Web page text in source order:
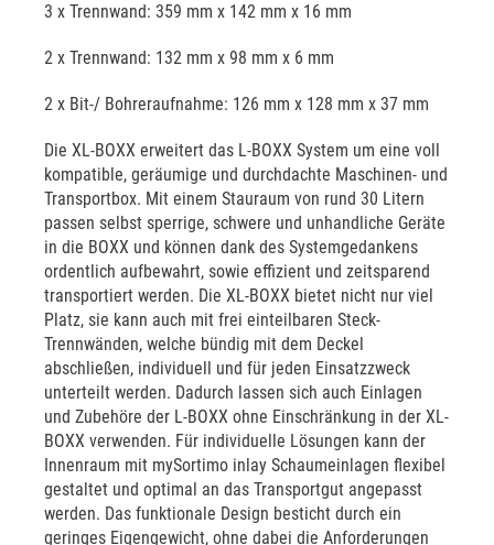
3 x Trennwand: 359 mm x 142 mm x 16 mm
2 x Trennwand: 132 mm x 98 mm x 6 mm
2 x Bit-/ Bohreraufnahme: 126 mm x 128 mm x 37 mm
Die XL-BOXX erweitert das L-BOXX System um eine voll
kompatible, geräumige und durchdachte Maschinen- und
Transportbox. Mit einem Stauraum von rund 30 Litern
passen selbst sperrige, schwere und unhandliche Geräte
in die BOXX und können dank des Systemgedankens
ordentlich aufbewahrt, sowie effizient und zeitsparend
transportiert werden. Die XL-BOXX bietet nicht nur viel
Platz, sie kann auch mit frei einteilbaren Steck-
Trennwänden, welche bündig mit dem Deckel
abschließen, individuell und für jeden Einsatzzweck
unterteilt werden. Dadurch lassen sich auch Einlagen
und Zubehöre der L-BOXX ohne Einschränkung in der XL-
BOXX verwenden. Für individuelle Lösungen kann der
Innenraum mit mySortimo inlay Schaumeinlagen flexibel
gestaltet und optimal an das Transportgut angepasst
werden. Das funktionale Design besticht durch ein
geringes Eigengewicht, ohne dabei die Anforderungen